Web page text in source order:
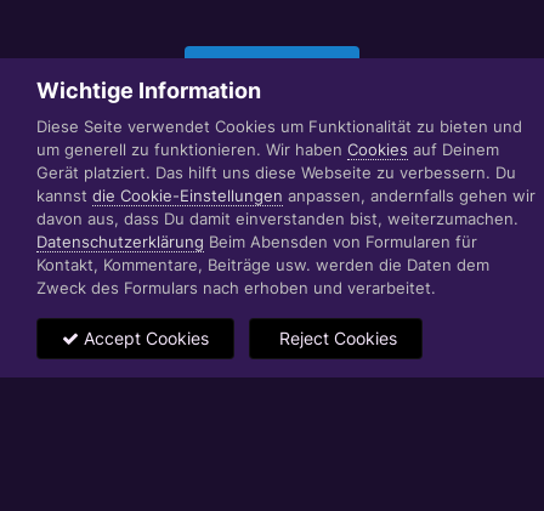
Datenschutzerklärung Impressum
© 1999 - 2022 RÄBIGER IT|WEB|VIDEO|CONSULTING
www.raebiger.pro
Powered by Invision Community
Wichtige Information
Diese Seite verwendet Cookies um Funktionalität zu bieten und
um generell zu funktionieren. Wir haben Cookies auf Deinem
Gerät platziert. Das hilft uns diese Webseite zu verbessern. Du
kannst die Cookie-Einstellungen anpassen, andernfalls gehen wir
davon aus, dass Du damit einverstanden bist, weiterzumachen.
Datenschutzerklärung Beim Abensden von Formularen für
Kontakt, Kommentare, Beiträge usw. werden die Daten dem
Zweck des Formulars nach erhoben und verarbeitet.
Accept Cookies Reject Cookies